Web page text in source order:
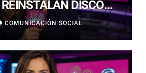
DISCO
AVANCE DE OBRAS
FLORES CON JULIO
COMUNICACIÓN SOCIAL